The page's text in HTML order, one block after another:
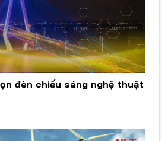
đèn chiếu sáng nghệ thuật